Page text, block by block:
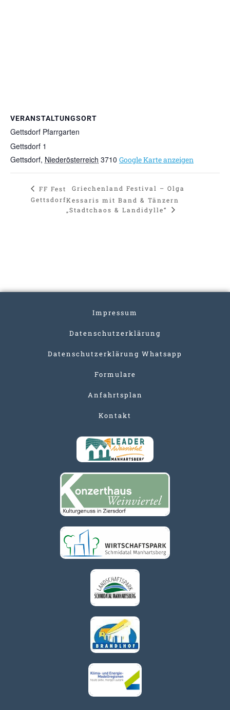
VERANSTALTUNGSORT
Gettsdorf Pfarrgarten
Gettsdorf 1
Gettsdorf, Niederösterreich 3710 Google Karte anzeigen
FF Fest
Gettsdorf
Griechenland Festival – Olga
Kessaris mit Band & Tänzern
„Stadtchaos & Landidylle“
Impressum
Datenschutzerklärung
Datenschutzerklärung Whatsapp
Formulare
Anfahrtsplan
Kontakt